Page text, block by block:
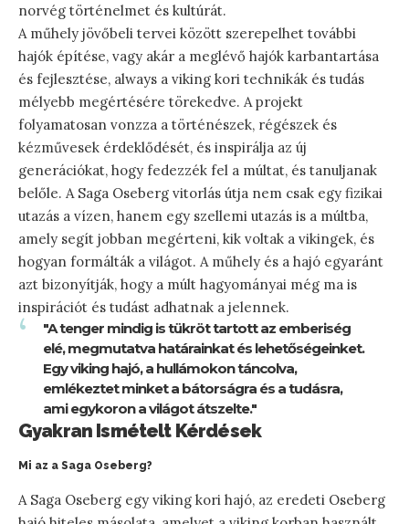
norvég történelmet és kultúrát.
A műhely jövőbeli tervei között szerepelhet további
hajók építése, vagy akár a meglévő hajók karbantartása
és fejlesztése, always a viking kori technikák és tudás
mélyebb megértésére törekedve. A projekt
folyamatosan vonzza a történészek, régészek és
kézművesek érdeklődését, és inspirálja az új
generációkat, hogy fedezzék fel a múltat, és tanuljanak
belőle. A Saga Oseberg vitorlás útja nem csak egy fizikai
utazás a vízen, hanem egy szellemi utazás is a múltba,
amely segít jobban megérteni, kik voltak a vikingek, és
hogyan formálták a világot. A műhely és a hajó egyaránt
azt bizonyítják, hogy a múlt hagyományai még ma is
inspirációt és tudást adhatnak a jelennek.
"A tenger mindig is tükröt tartott az emberiség
elé, megmutatva határainkat és lehetőségeinket.
Egy viking hajó, a hullámokon táncolva,
emlékeztet minket a bátorságra és a tudásra,
ami egykoron a világot átszelte."
Gyakran Ismételt Kérdések
Mi az a Saga Oseberg?
A Saga Oseberg egy viking kori hajó, az eredeti Oseberg